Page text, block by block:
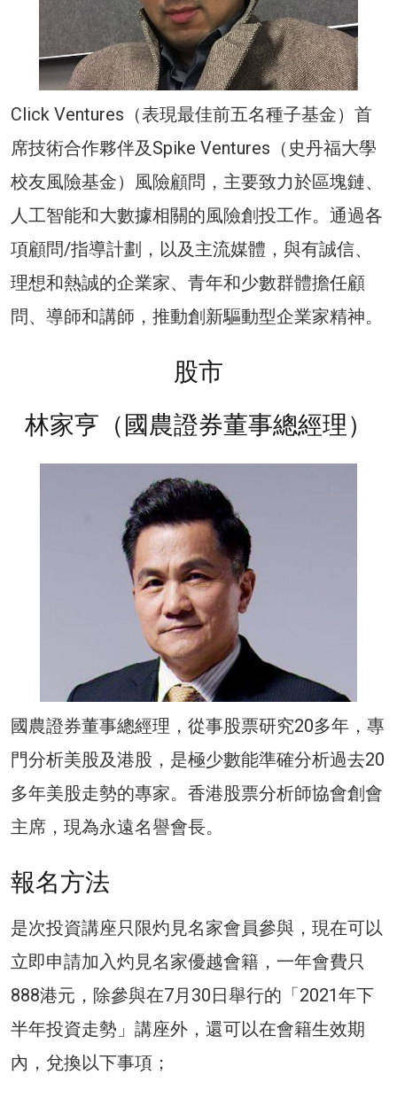
Click Ventures（表現最佳前五名種子基金）首
席技術合作夥伴及Spike Ventures（史丹福大學
校友風險基金）風險顧問，主要致力於區塊鏈、
人工智能和大數據相關的風險創投工作。通過各
項顧問/指導計劃，以及主流媒體，與有誠信、
理想和熱誠的企業家、青年和少數群體擔任顧
問、導師和講師，推動創新驅動型企業家精神。
股市
林家亨（國農證券董事總經理）
國農證券董事總經理，從事股票研究20多年，專
門分析美股及港股，是極少數能準確分析過去20
多年美股走勢的專家。香港股票分析師協會創會
主席，現為永遠名譽會長。
報名方法
是次投資講座只限灼見名家會員參與，現在可以
立即申請加入灼見名家優越會籍，一年會費只
888港元，除參與在7月30日舉行的「2021年下
半年投資走勢」講座外，還可以在會籍生效期
內，兌換以下事項；